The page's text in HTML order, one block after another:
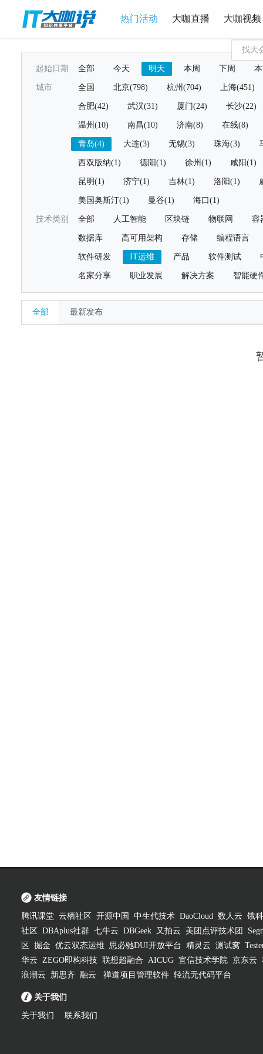
热门活动 大咖直播 大咖视频
起始日期 全部 今天 明天 本周 下周
城市 全国 北京(798) 杭州(704) 上海(451)
合肥(42) 武汉(31) 厦门(24) 长沙(22)
温州(10) 南昌(10) 济南(8) 在线(8)
青岛(4) 大连(3) 无锡(3) 珠海(3)
西双版纳(1) 德阳(1) 徐州(1) 咸阳(1)
昆明(1) 济宁(1) 吉林(1) 洛阳(1)
美国奥斯汀(1) 曼谷(1) 海口(1)
技术类别 全部 人工智能 区块链 物联网 容
数据库 高可用架构 存储 编程语言
软件研发 IT运维 产品 软件测试
名家分享 职业发展 解决方案 智能硬
全部 最新发布
友情链接
腾讯课堂 云栖社区 开源中国 中生代技术 DaoCloud 数人云 饿
社区
DBAplus社群 七牛云 DBGeek 又拍云 美团点评技术团
区
掘金 优云双态运维 思必驰DUI开放平台 精灵云 测试窝
华云 ZEGO即构科技 联想超融合 AICUG 宜信技术学院 京东云
浪潮云
新思齐 融云 禅道项目管理软件 轻流无代码平台
关于我们
关于我们 联系我们